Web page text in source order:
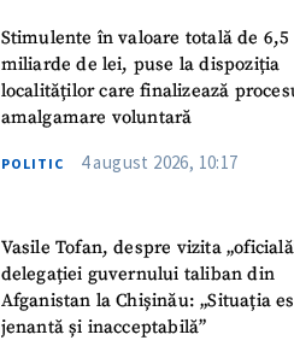
Stimulente în valoare totală de 6,5
miliarde de lei, puse la dispoziția
localităților care finalizează
amalgamare voluntară
POLITIC 4 august 2026, 10:17
Vasile Tofan, despre vizita
delegației guvernului taliban din
Afganistan la Chișinău: „Situația
jenantă și inacceptabilă”